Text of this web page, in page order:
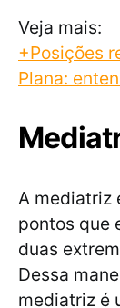
Veja mais:
+Posições
Plana:
A mediatriz
pontos que
duas
Dessa
mediatriz é